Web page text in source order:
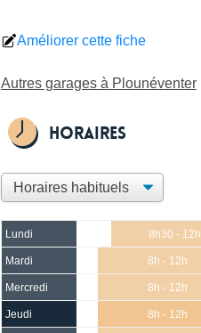
Améliorer cette fiche
Autres garages à Plounéventer
Horaires
Lundi 8h30 - 12h
Mardi 8h - 12h
Mercredi 8h - 12h
Jeudi 8h - 12h